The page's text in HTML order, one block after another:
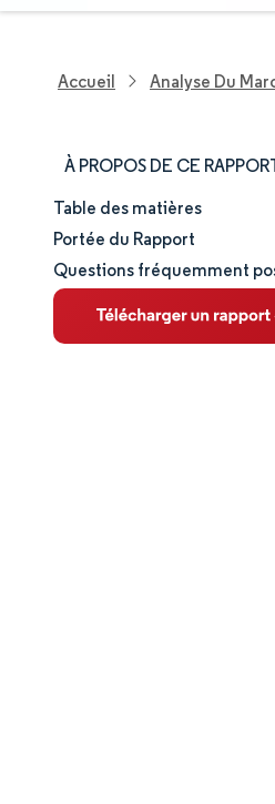
Accueil Analyse Du
À PROPOS DE CE
Taille et part de marché
Analyse du marché
Tendances et
Table des matières
Portée du Rapport
Questions fréquemment